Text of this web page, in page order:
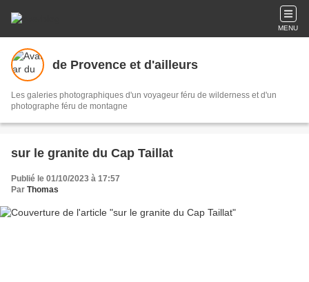
MENU
de Provence et d'ailleurs
Les galeries photographiques d'un voyageur féru de wilderness et d'un
photographe féru de montagne
sur le granite du Cap Taillat
Publié le 01/10/2023 à 17:57
Par Thomas